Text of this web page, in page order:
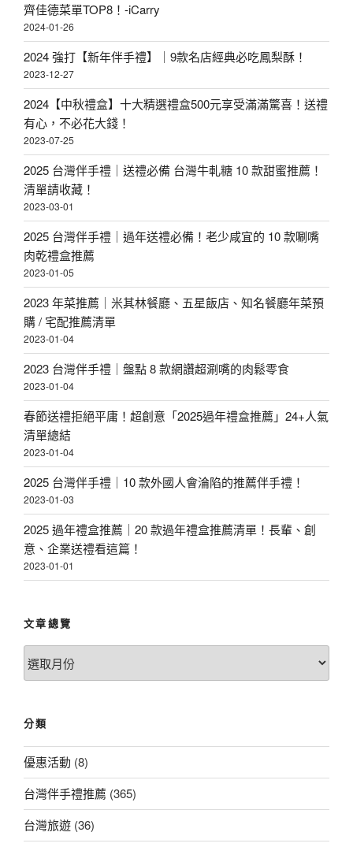
齊佳德菜單TOP8！-iCarry
2024-01-26
2024 強打【新年伴手禮】｜9款名店經典必吃鳳梨酥！
2023-12-27
2024【中秋禮盒】十大精選禮盒500元享受滿滿驚喜！送禮
有心，不必花大錢！
2023-07-25
2025 台灣伴手禮｜送禮必備 台灣牛軋糖 10 款甜蜜推薦！
清單請收藏！
2023-03-01
2025 台灣伴手禮｜過年送禮必備！老少咸宜的 10 款唰嘴
肉乾禮盒推薦
2023-01-05
2023 年菜推薦｜米其林餐廳、五星飯店、知名餐廳年菜預
購 / 宅配推薦清單
2023-01-04
2023 台灣伴手禮｜盤點 8 款網讚超涮嘴的肉鬆零食
2023-01-04
春節送禮拒絕平庸！超創意「2025過年禮盒推薦」24+人氣
清單總結
2023-01-04
2025 台灣伴手禮｜10 款外國人會淪陷的推薦伴手禮！
2023-01-03
2025 過年禮盒推薦｜20 款過年禮盒推薦清單！長輩、創
意、企業送禮看這篇！
2023-01-01
文章總覽
文
章
分類
優惠活動 (8)
台灣伴手禮推薦 (365)
台灣旅遊 (36)